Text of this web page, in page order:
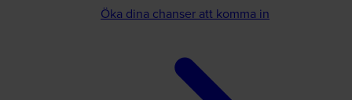
Öka dina chanser att komma in